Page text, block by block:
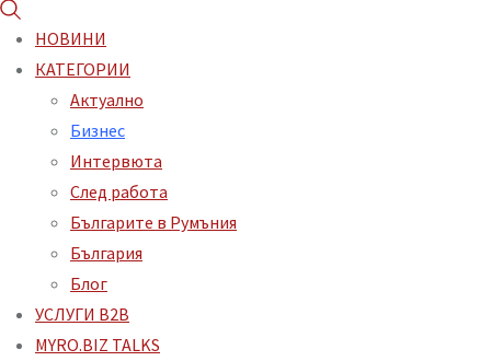
НОВИНИ
КАТЕГОРИИ
Aктуално
Бизнес
Интервюта
След работа
Българите в Румъния
България
Блог
УСЛУГИ B2B
MYRO.BIZ TALKS